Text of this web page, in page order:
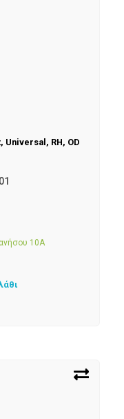
RH, OD
10Α